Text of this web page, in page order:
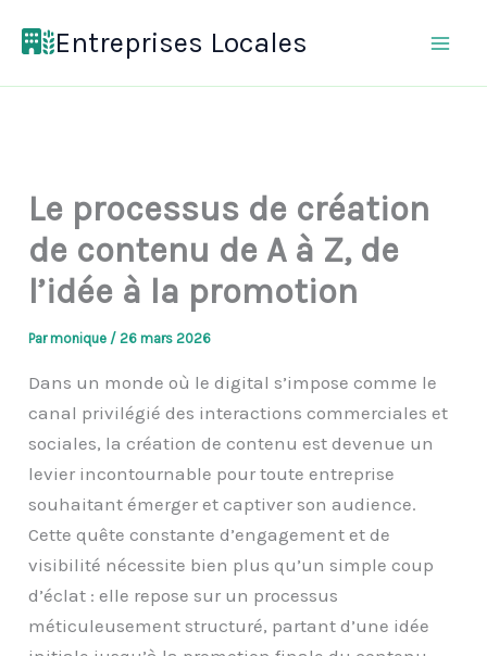
Entreprises Locales
Le processus de création
de contenu de A à Z, de
l’idée à la promotion
Parmonique /26 mars 2026
Dans un monde où le digital s’impose comme le
canal privilégié des interactions commerciales et
sociales, la création de contenu est devenue un
levier incontournable pour toute entreprise
souhaitant émerger et captiver son audience.
Cette quête constante d’engagement et de
visibilité nécessite bien plus qu’un simple coup
d’éclat : elle repose sur un processus
méticuleusement structuré, partant d’une idée